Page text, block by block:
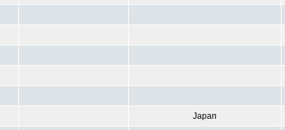
Japan